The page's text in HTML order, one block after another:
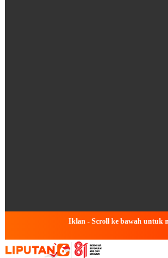
Iklan - Scroll ke bawah untuk